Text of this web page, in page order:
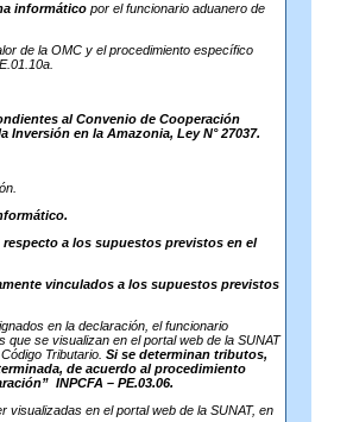
informáticopor el funcionario aduanero de
de la OMC y el procedimiento específico
al Convenio de Cooperación
Inversión en la Amazonia, Ley N° 27037.
respecto a los supuestos previstos en el
vinculados a los supuestos previstos
en la declaración, el funcionario
se visualizan en el portal web de la SUNAT
Tributario. Si se determinan tributos,
de acuerdo al procedimiento
INPCFA – PE.03.06.
visualizadas en el portal web de la SUNAT, en